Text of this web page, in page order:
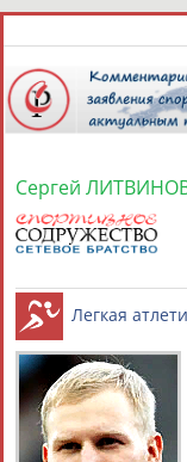
СПОРТСМЕНЫ,
Найдено: 2
Сергей
Легкая